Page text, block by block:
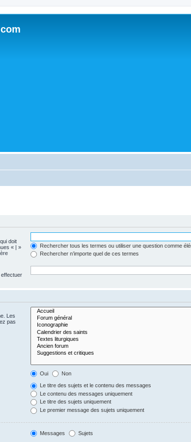
doit
« | »
Rechercher tous les termes ou utiliser une question comme
Rechercher n’importe quel de ces termes
Les
pas
Oui Non
Le titre des sujets et le contenu des messages
Le contenu des messages uniquement
Le titre des sujets uniquement
Le premier message des sujets uniquement
Messages Sujets